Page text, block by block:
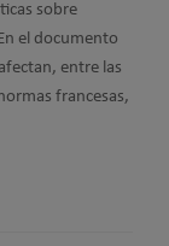
sobre
el documento
entre las
francesas,